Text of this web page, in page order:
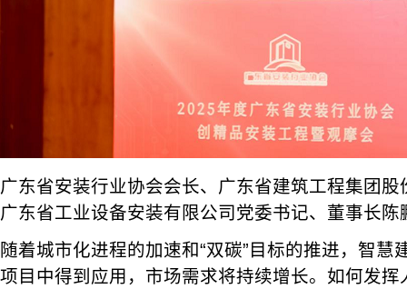
广东省安装行业协会会长、广东省建筑工程集团
广东省工业设备安装有限公司党委书记、董事长陈
随着城市化进程的加速和“双碳”目标的推进，智慧
项目中得到应用，市场需求将持续增长。如何发